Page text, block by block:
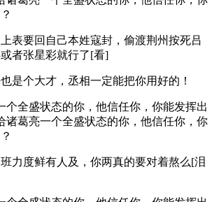
表要回自己本姓寇封，偷渡荆州按死吕
者张星彩就行了[看]
是个大才，丞相一定能把你用好的！
力度鲜有人及，你两真的要对着熬么[泪